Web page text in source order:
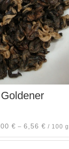
€ –6,56€ / 100 g